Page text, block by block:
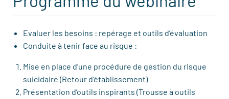
Evaluer les besoins : repérage et outils d’évaluation
Conduite à tenir face au risque :
Mise en place d’une procédure de gestion du risque
suicidaire (Retour d’établissement)
Présentation d’outils inspirants (Trousse à outils